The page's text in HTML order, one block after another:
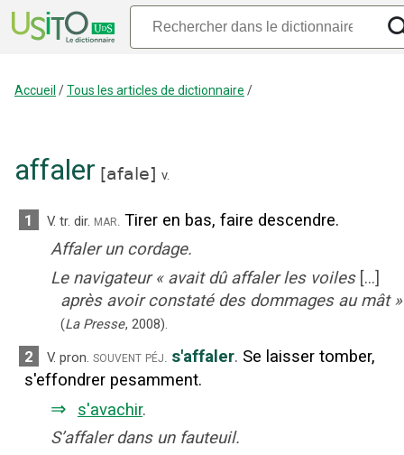
Accueil /Tous les articles de dictionnaire /
affaler [afale] v.
1 V. tr. dir. mar. Tirer en bas, faire descendre.
Affaler un cordage.
Le navigateur « avait dû affaler les voiles [...]
après avoir constaté des dommages au mât »
(La Presse, 2008).
2 V. pron. souvent péj. s'affaler. Se laisser tomber,
s'effondrer pesamment.
⇒ s'avachir.
S’affaler dans un fauteuil.